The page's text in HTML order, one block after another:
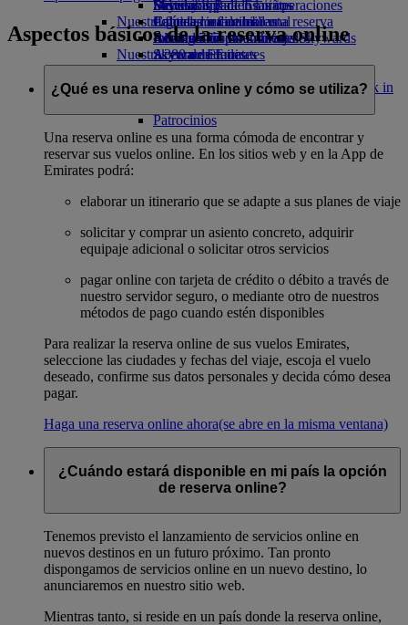
Bebidas
Nuestra flota
Boeing 777
A380 de Emirates
Emirates A350
Emirates Executive
Diversión para los niños
Juguetes infantiles
Actividades para niños
Sostenibilidad en las operaciones
Política medioambiental
Informes medioambientales
Nuestras comunidades
Fundación Emirates AirlineFundación
Emirates Airline Opens an external link in
Patrocinios
Skywards Rail
Calculadora de millas
Inicie sesión en Emirates Skywards
Skywards+
Móvil y app de Emirates
Cancelar o cambiar una reserva
Alteraciones en los viajes
Acerca de Emirates
Aspectos básicos de la reserva online
¿Qué es una reserva online y cómo se utiliza?
Una reserva online es una forma cómoda de encontrar y
reservar sus vuelos online. En los sitios web y en la App de
Emirates podrá:
elaborar un itinerario que se adapte a sus planes de viaje
solicitar y comprar un asiento concreto, adquirir
equipaje adicional o solicitar otros servicios
pagar online con tarjeta de crédito o débito a través de
nuestro servidor seguro, o mediante otro de nuestros
métodos de pago cuando estén disponibles
Para realizar la reserva online de sus vuelos Emirates,
seleccione las ciudades y fechas del viaje, escoja el vuelo
deseado, confirme sus datos personales y decida cómo desea
pagar.
Haga una reserva online ahora(se abre en la misma ventana)
¿Cuándo estará disponible en mi país la opción
de reserva online?
Tenemos previsto el lanzamiento de servicios online en
nuevos destinos en un futuro próximo. Tan pronto
dispongamos de servicios online en un nuevo destino, lo
anunciaremos en nuestro sitio web.
Mientras tanto, si reside en un país donde la reserva online,